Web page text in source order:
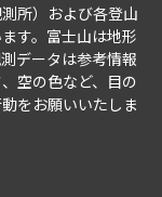
所）および各登山
す。富士山は地形
データは参考情報
空の色など、目の
をお願いいたしま